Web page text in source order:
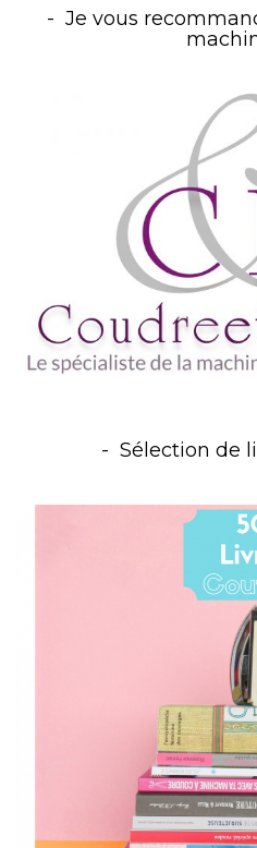
Je vous
Sélection de